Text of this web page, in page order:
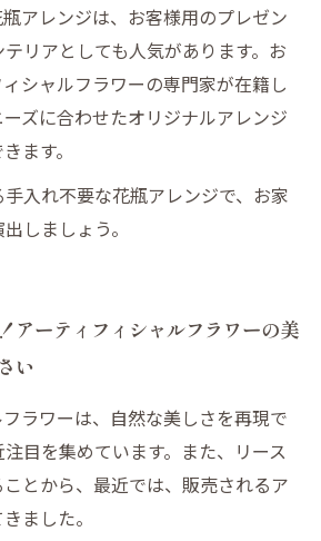
アレンジは、お客様用のプレゼン
リアとしても人気があります。お
シャルフラワーの専門家が在籍し
ズに合わせたオリジナルアレンジ
ます。
入れ不要な花瓶アレンジで、お家
しましょう。
アーティフィシャルフラワーの美
い
ラワーは、自然な美しさを再現で
目を集めています。また、リース
とから、最近では、販売されるア
ました。